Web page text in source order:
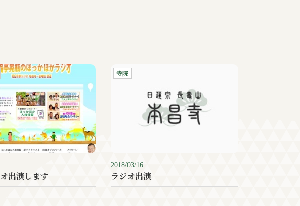
出演します
寺院
2018/03/16
ラジオ出演